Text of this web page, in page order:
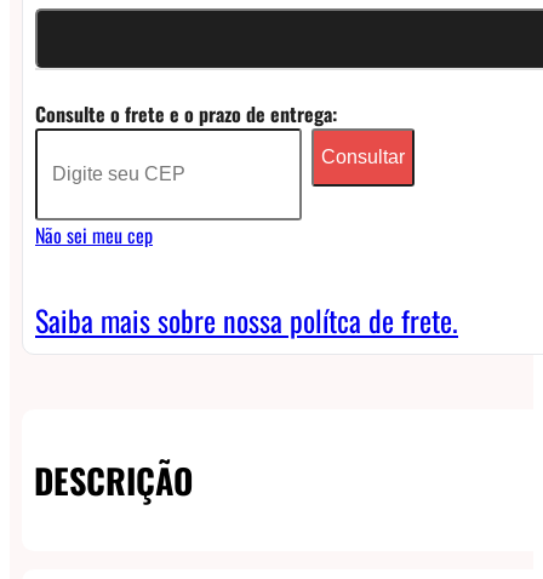
Eletrônico
LG
(unidade)
-
HG2
3000
Consulte o frete e o prazo de entrega:
Consultar
Não sei meu cep
Saiba mais sobre nossa polítca de frete.
DESCRIÇÃO